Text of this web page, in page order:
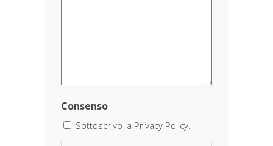
Consenso
Sottoscrivo la Privacy Policy.